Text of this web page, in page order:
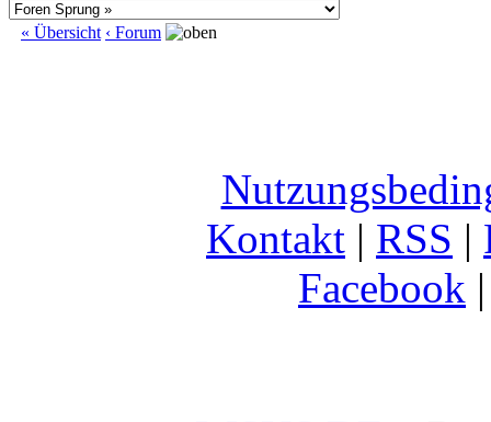
« Übersicht ‹ Forum
Kontakt | RSS |
Facebook